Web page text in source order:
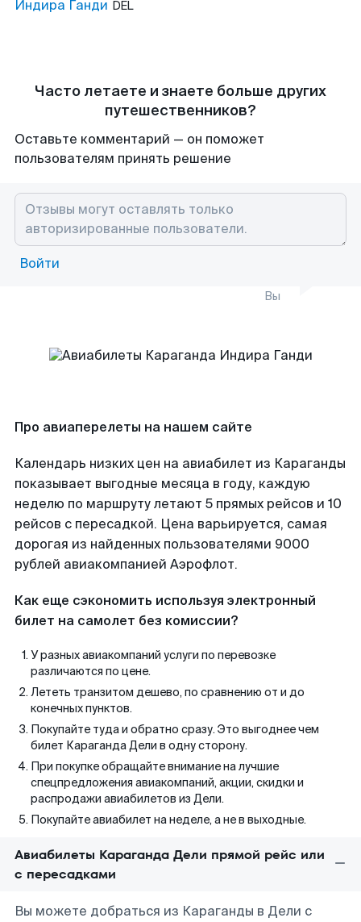
Индира Ганди DEL
Часто летаете и знаете больше других
путешественников?
Оставьте комментарий — он поможет
пользователям принять решение
Войти
Вы
Про авиаперелеты на нашем сайте
Календарь низких цен на авиабилет из Караганды
показывает выгодные месяца в году, каждую
неделю по маршруту летают 5 прямых рейсов и 10
рейсов с пересадкой. Цена варьируется, самая
дорогая из найденных пользователями 9000
рублей авиакомпанией Аэрофлот.
Как еще сэкономить используя электронный
билет на самолет без комиссии?
У разных авиакомпаний услуги по перевозке
различаются по цене.
Лететь транзитом дешево, по сравнению от и до
конечных пунктов.
Покупайте туда и обратно сразу. Это выгоднее чем
билет Караганда Дели в одну сторону.
При покупке обращайте внимание на лучшие
спецпредложения авиакомпаний, акции, скидки и
распродажи авиабилетов из Дели.
Покупайте авиабилет на неделе, а не в выходные.
Авиабилеты Караганда Дели прямой рейс или
с пересадками
Вы можете добраться из Караганды в Дели с